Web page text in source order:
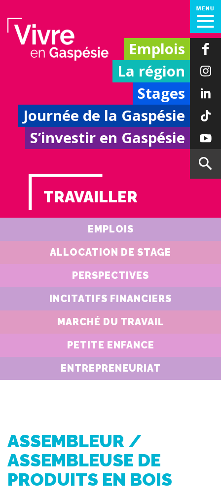
Emplois
La région
Stages
Journée de la Gaspésie
S’investir en Gaspésie
TRAVAILLER
EMPLOIS
ALLOCATION DE STAGE
PERSPECTIVES
INCITATIFS FINANCIERS
MARCHÉ DU TRAVAIL
PETITE ENFANCE
ENTREPRENEURIAT
ASSEMBLEUR /
ASSEMBLEUSE DE
PRODUITS EN BOIS